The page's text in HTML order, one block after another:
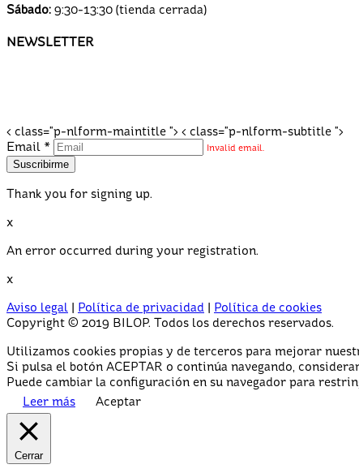
Sábado: 9:30-13:30 (tienda cerrada)
NEWSLETTER
< class="p-nlform-maintitle "> < class="p-nlform-subtitle ">
Email *
Invalid email.
Thank you for signing up.
x
An error occurred during your registration.
x
Aviso legal | Política de privacidad | Política de cookies
Copyright © 2019 BILOP. Todos los derechos reservados.
Utilizamos cookies propias y de terceros para mejorar
Si pulsa el botón ACEPTAR o continúa navegando,
Puede cambiar la configuración en su navegador para
Leer más
Aceptar
Cerrar